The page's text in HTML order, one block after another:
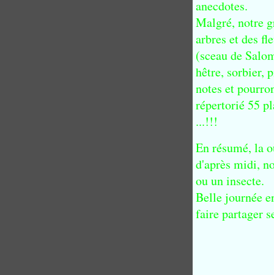
anecdotes.
Malgré, notre
arbres et des
(sceau de
hêtre, sorbier,
notes et
répertorié 55
...!!!
En résumé, la
d'après midi,
ou un insecte.
Belle journée
faire partager